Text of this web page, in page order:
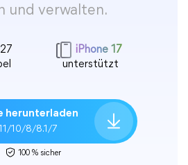
und verwalten.
iPhone 17
unterstützt
herunterladen
10/8/8.1/7
100 % sicher